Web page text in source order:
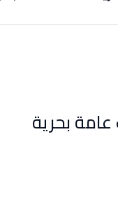
بحرية